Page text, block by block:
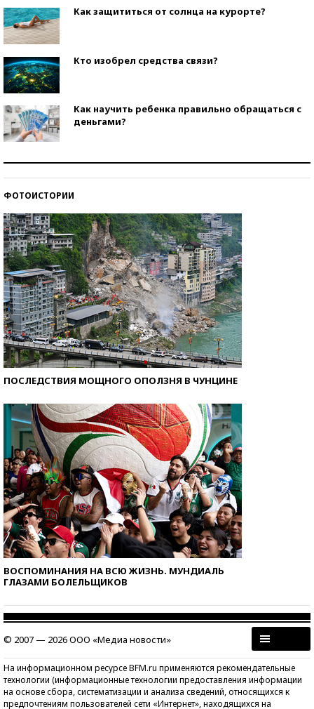
Как защититься от солнца на курорте?
Кто изобрел средства связи?
Как научить ребенка правильно обращаться с
деньгами?
ФОТОИСТОРИИ
ПОСЛЕДСТВИЯ МОЩНОГО ОПОЛЗНЯ В ЧУНЦИНЕ
ВОСПОМИНАНИЯ НА ВСЮ ЖИЗНЬ. МУНДИАЛЬ
ГЛАЗАМИ БОЛЕЛЬЩИКОВ
© 2007 — 2026 ООО «Медиа новости»
На информационном ресурсе BFM.ru применяются рекомендательные
технологии (информационные технологии предоставления информации
на основе сбора, систематизации и анализа сведений, относящихся к
предпочтениям пользователей сети «Интернет», находящихся на